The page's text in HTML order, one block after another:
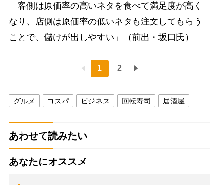
客側は原価率の高いネタを食べて満足度が高く
なり、店側は原価率の低いネタも注文してもらう
ことで、儲けが出しやすい」（前出・坂口氏）
1 2
グルメ コスパ ビジネス 回転寿司 居酒屋
あわせて読みたい
あなたにオススメ